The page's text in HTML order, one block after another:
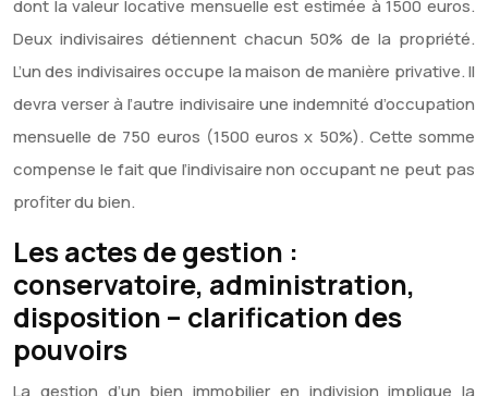
dont la valeur locative mensuelle est estimée à 1500 euros.
Deux indivisaires détiennent chacun 50% de la propriété.
L’un des indivisaires occupe la maison de manière privative. Il
devra verser à l’autre indivisaire une indemnité d’occupation
mensuelle de 750 euros (1500 euros x 50%). Cette somme
compense le fait que l’indivisaire non occupant ne peut pas
profiter du bien.
Les actes de gestion :
conservatoire, administration,
disposition – clarification des
pouvoirs
La gestion d’un bien immobilier en indivision implique la